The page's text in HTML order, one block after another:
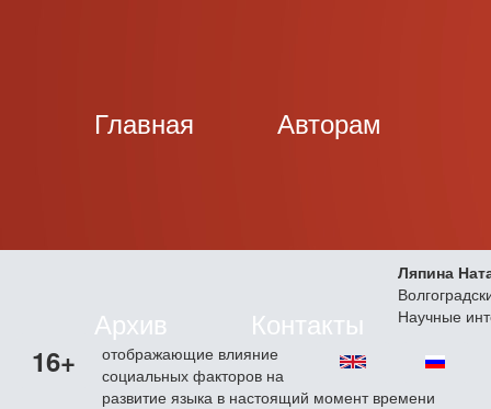
Главная Авторам
Архив Контакты
16+
Ляпина
Научные
отображающие влияние
социальных факторов на
развитие языка в настоящий момент времени